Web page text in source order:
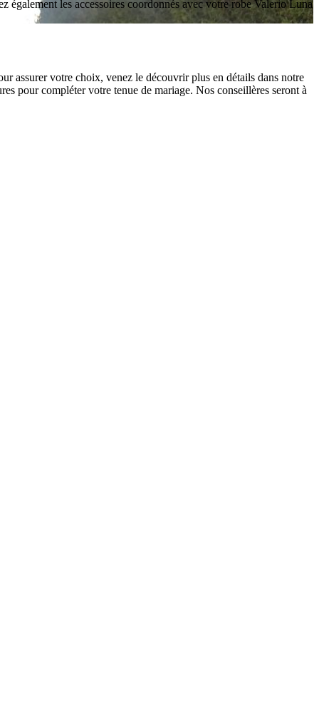
les accessoires coordonnés avec votre robe Valerio Luna
assurer votre choix, venez le découvrir plus en détails dans notre
pour compléter votre tenue de mariage. Nos conseillères seront à